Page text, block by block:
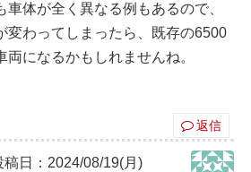
車体が全く異なる例もあるので、
変わってしまったら、既存の6500
両になるかもしれませんね。
返信
稿日：2024/08/19(月)